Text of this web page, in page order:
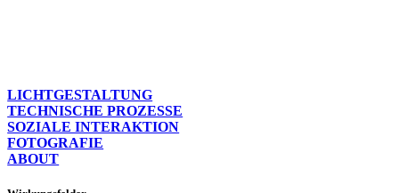
LICHTGESTALTUNG
TECHNISCHE PROZESSE
SOZIALE INTERAKTION
FOTOGRAFIE
ABOUT